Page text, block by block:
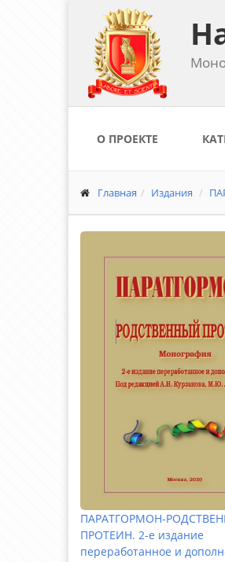
О ПРОЕКТЕ
Главная Издания
ПАРАТГОРМОН-
ПРОТЕИН. 2-е издание
переработанное и